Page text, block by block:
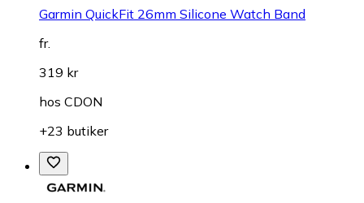
Garmin QuickFit 26mm Silicone Watch Band
fr.
319 kr
hos CDON
+23 butiker